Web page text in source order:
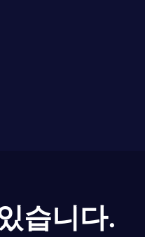
습니다.